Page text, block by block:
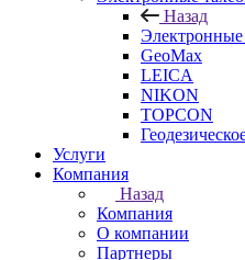
Назад
GeoMax
LEICA
NIKON
TOPCON
Услуги
Компания
Назад
Компания
О компании
Партнеры